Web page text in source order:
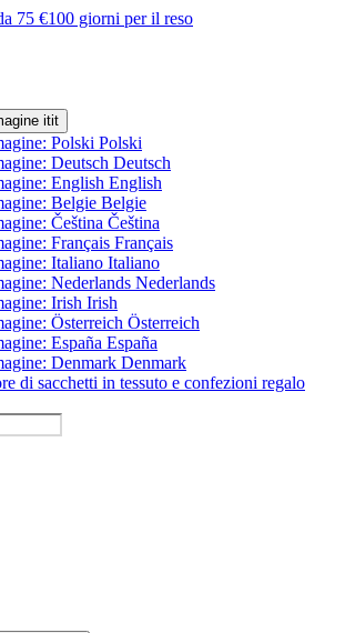
75 €100 giorni per il reso
it
Polski
Deutsch
English
Belgie
Čeština
Français
Italiano
Nederlands
Irish
Österreich
España
Denmark